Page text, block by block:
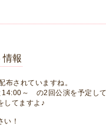
報
されていますね。
～ の2回公演を予定して
してますよ♪
い！